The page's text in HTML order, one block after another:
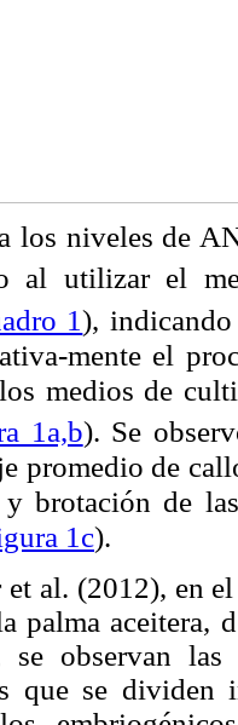
los niveles de
al utilizar el
1),
mente el
medios de
1a,b). Se
promedio de
brotación de
1c).
et al. (2012), en
palma aceitera,
se observan las
que se dividen